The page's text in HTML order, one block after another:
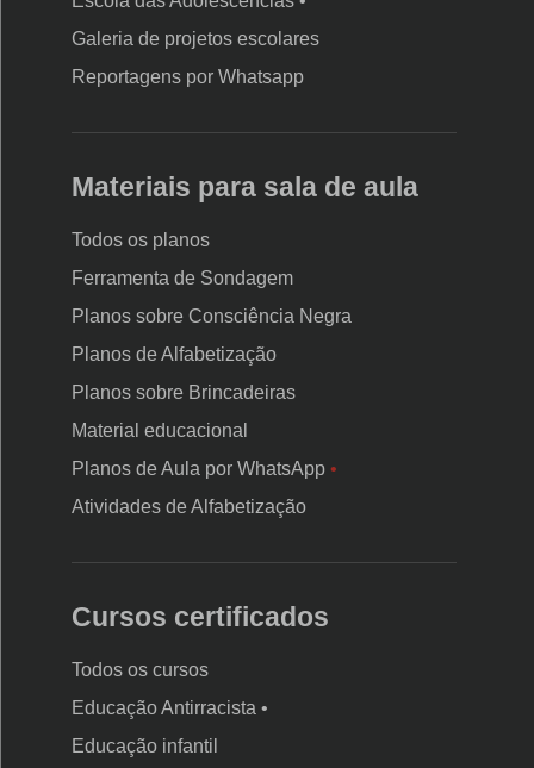
BRAÇO ESQUERDO:
PERNA DIREITA:um objetivo a ter
PERNA ESQUERDA:uma dificuldade a vencer
professor deve conduzir as interações de maneira a exaltar
as escolhas, habilidades e metas indicadas pelo grupo.
Galeria de projetos escolares
Reportagens por Whatsapp
Materiais para sala de aula
Todos os planos
Ferramenta de Sondagem
Planos sobre Consciência Negra
Planos de Alfabetização
Planos sobre Brincadeiras
Material educacional
Planos de Aula por WhatsApp•
Atividades de Alfabetização
Cursos certificados
Todos os cursos
Educação Antirracista •
Educação infantil